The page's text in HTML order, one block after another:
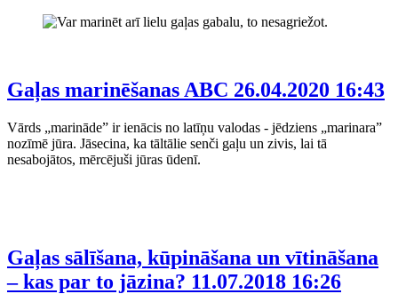
Gaļas marinēšanas ABC 26.04.2020 16:43
Vārds „marināde” ir ienācis no latīņu valodas - jēdziens „marinara”
nozīmē jūra. Jāsecina, ka tāltālie senči gaļu un zivis, lai tā
nesabojātos, mērcējuši jūras ūdenī.
Gaļas sālīšana, kūpināšana un vītināšana
– kas par to jāzina? 11.07.2018 16:26